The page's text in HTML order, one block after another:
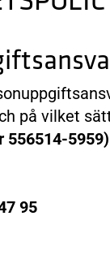
på vilket
556514-5959)
95